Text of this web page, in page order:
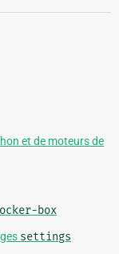
et de moteurs de
box
settings